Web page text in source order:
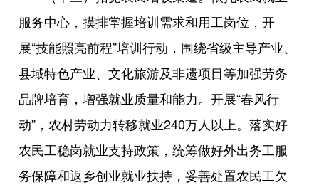
服务中心，摸排掌握培训需求和用工岗位，开
展“技能照亮前程”培训行动，围绕省级主导产业、
县域特色产业、文化旅游及非遗项目等加强劳务
品牌培育，增强就业质量和能力。开展“春风行
动”，农村劳动力转移就业240万人以上。落实好
农民工稳岗就业支持政策，统筹做好外出务工服
务保障和返乡创业就业扶持，妥善处置农民工欠